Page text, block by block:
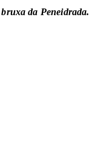
da Peneidrada.